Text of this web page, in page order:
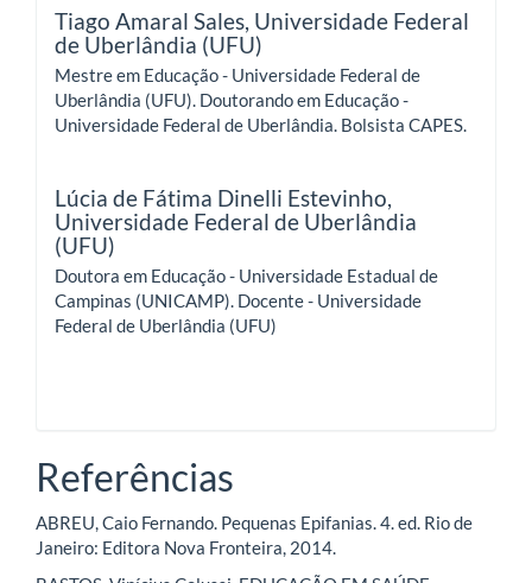
Tiago Amaral Sales, Universidade Federal
de Uberlândia (UFU)
Mestre em Educação - Universidade Federal de
Uberlândia (UFU). Doutorando em Educação -
Universidade Federal de Uberlândia. Bolsista CAPES.
Lúcia de Fátima Dinelli Estevinho,
Universidade Federal de Uberlândia
(UFU)
Doutora em Educação - Universidade Estadual de
Campinas (UNICAMP). Docente - Universidade
Federal de Uberlândia (UFU)
Referências
ABREU, Caio Fernando. Pequenas Epifanias. 4. ed. Rio de
Janeiro: Editora Nova Fronteira, 2014.